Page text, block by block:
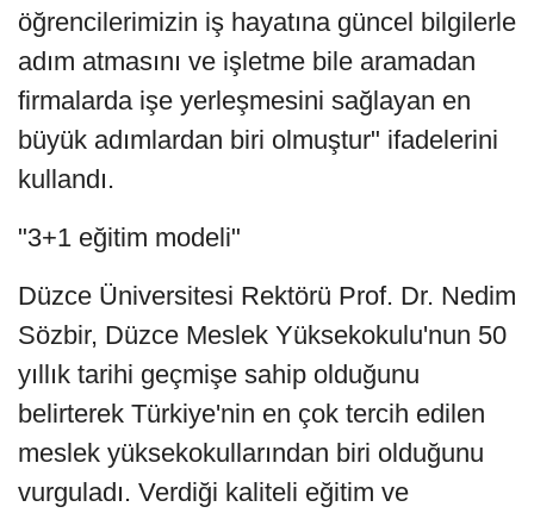
öğrencilerimizin iş hayatına güncel bilgilerle
adım atmasını ve işletme bile aramadan
firmalarda işe yerleşmesini sağlayan en
büyük adımlardan biri olmuştur" ifadelerini
kullandı.
"3+1 eğitim modeli"
Düzce Üniversitesi Rektörü Prof. Dr. Nedim
Sözbir, Düzce Meslek Yüksekokulu'nun 50
yıllık tarihi geçmişe sahip olduğunu
belirterek Türkiye'nin en çok tercih edilen
meslek yüksekokullarından biri olduğunu
vurguladı. Verdiği kaliteli eğitim ve